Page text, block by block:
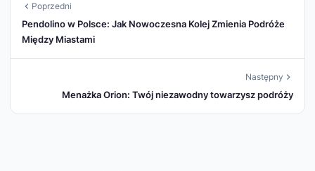
Poprzedni
Pendolino w Polsce: Jak Nowoczesna Kolej Zmienia Podróże
Między Miastami
Następny
Menażka Orion: Twój niezawodny towarzysz podróży